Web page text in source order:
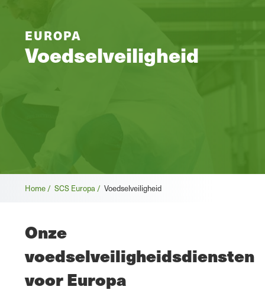
EUROPA
Voedselveiligheid
Broodkruimel
Home / SCS Europa / Voedselveiligheid
Onze
voedselveiligheidsdiensten
voor Europa